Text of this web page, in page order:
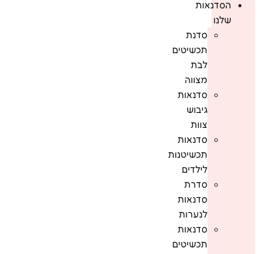
הסדנאות
שלנו
סדנת
תכשיטים
לבת
מצווה
סדנאות
גיבוש
צוות
סדנאות
תכשיטנות
לילדים
סדרת
סדנאות
לנערות
סדנאות
תכשיטים